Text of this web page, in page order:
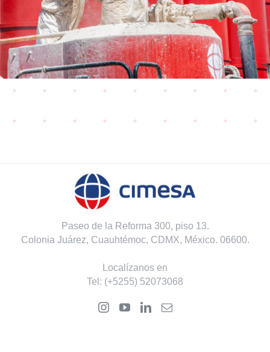
Paseo de la Reforma 300, piso 13.
Colonia Juárez, Cuauhtémoc, CDMX, México. 06600.
Localízanos en
Tel: (+5255) 52073068